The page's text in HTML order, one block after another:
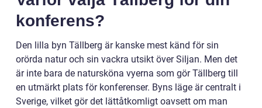
konferens?
Den lilla byn Tällberg är kanske mest känd för sin
orörda natur och sin vackra utsikt över Siljan. Men det
är inte bara de natursköna vyerna som gör Tällberg till
en utmärkt plats för konferenser. Byns läge är centralt i
Sverige, vilket gör det lättåtkomligt oavsett om man